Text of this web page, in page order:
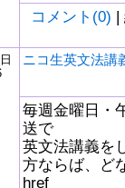
コメント(0) |
ニコ生英文法講
毎週金曜日・
送で
英文法講義を
方ならば、ど
href